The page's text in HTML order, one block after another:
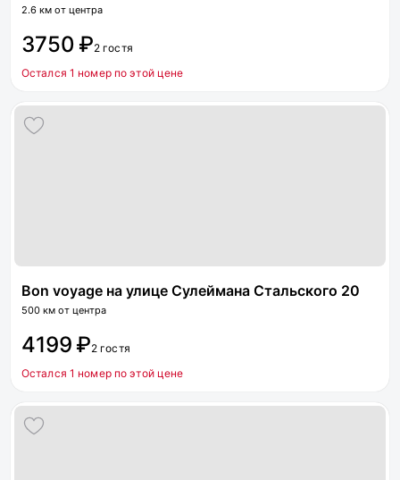
2.6 км от центра
3750 ₽2 гостя
Остался 1 номер по этой цене
Bon voyage на улице Сулеймана Стальского 20
500 км от центра
4199 ₽2 гостя
Остался 1 номер по этой цене